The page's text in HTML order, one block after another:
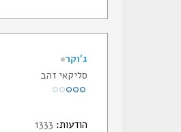
ג'וקר
סליקאי זהב
הודעות: